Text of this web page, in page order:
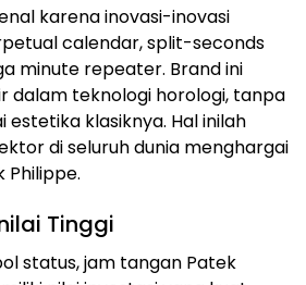
karena inovasi-inovasi
calendar, split-seconds
minute repeater. Brand ini
dalam teknologi horologi, tanpa
klasiknya. Hal inilah
di seluruh dunia menghargai
Philippe.
Tinggi
status, jam tangan Patek